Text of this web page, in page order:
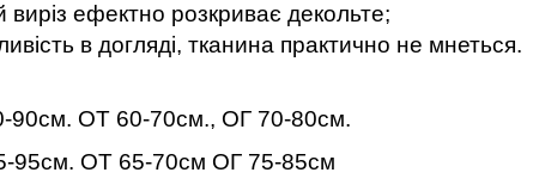
виріз ефектно розкриває декольте;
в догляді, тканина практично не мнеться.
90см. ОТ 60-70см., ОГ 70-80см.
95см. ОТ 65-70см ОГ 75-85см